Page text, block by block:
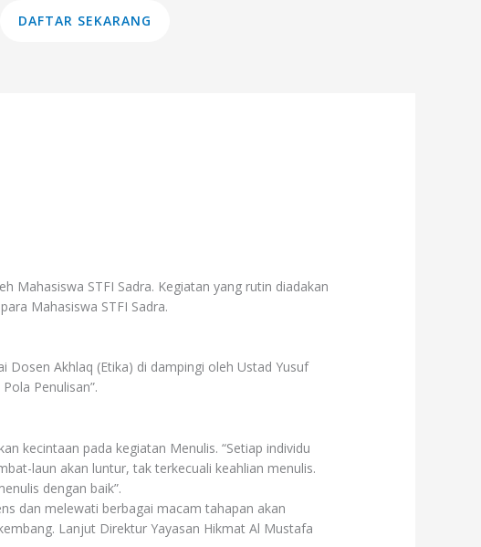
DAFTAR SEKARANG
Mahasiswa STFI Sadra. Kegiatan yang rutin diadakan
Mahasiswa STFI Sadra.
Dosen Akhlaq (Etika) di dampingi oleh Ustad Yusuf
Penulisan”.
kecintaan pada kegiatan Menulis. “Setiap individu
laun akan luntur, tak terkecuali keahlian menulis.
dengan baik”.
dan melewati berbagai macam tahapan akan
Lanjut Direktur Yayasan Hikmat Al Mustafa